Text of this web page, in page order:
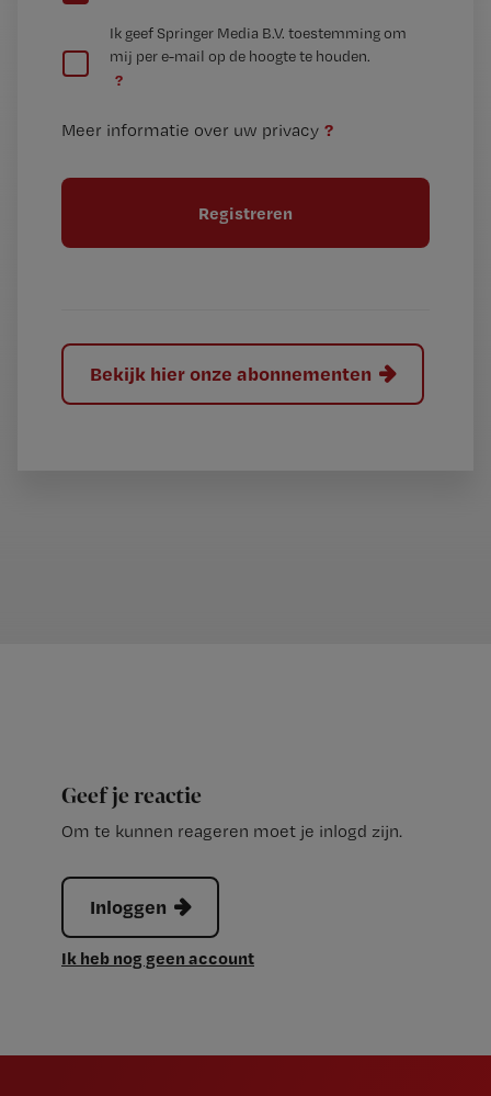
e
t
e
t
t
l
Ik geef Springer Media B.V. toestemming om
mij per e-mail op de hoogte te houden.
?
Meer informatie over uw privacy ?
Bekijk hier onze abonnementen
Geef je reactie
Om te kunnen reageren moet je inlogd zijn.
Inloggen
Ik heb nog geen account